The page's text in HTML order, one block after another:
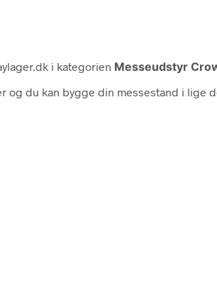
i kategorien Messeudstyr
du kan bygge din messestand i lige